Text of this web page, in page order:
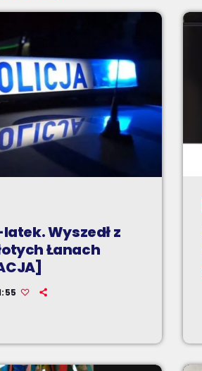
Wyszedł z
Łanach